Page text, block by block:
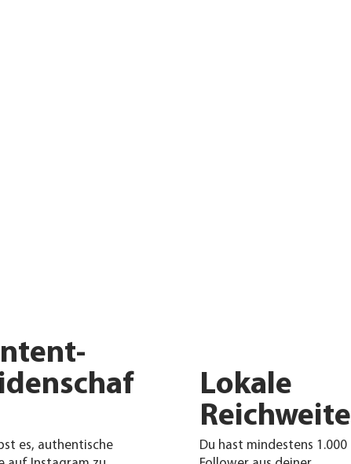
es, authentische
Lokale
Reichweite
Du hast mindestens 1.000